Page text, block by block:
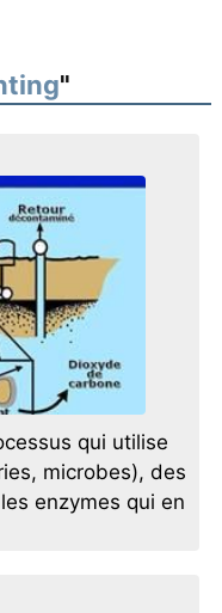
"
qui utilise
microbes), des
enzymes qui en